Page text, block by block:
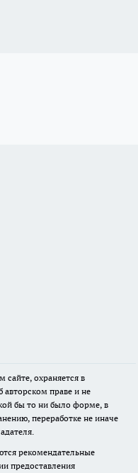
охраняется в
авторском праве и не
бы то ни было форме, в
переработке не иначе
рекомендательные
предоставления